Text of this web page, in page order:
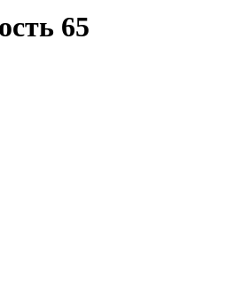
65